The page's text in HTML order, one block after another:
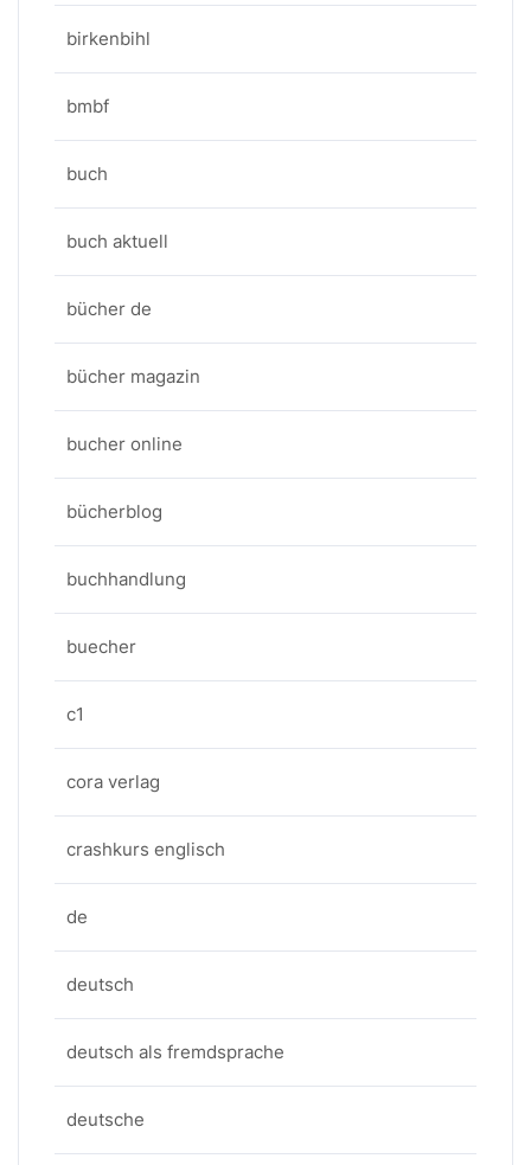
birkenbihl
bmbf
buch
buch aktuell
bücher de
bücher magazin
bucher online
bücherblog
buchhandlung
buecher
c1
cora verlag
crashkurs englisch
de
deutsch
deutsch als fremdsprache
deutsche